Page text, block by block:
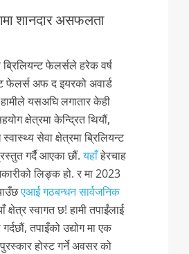
शानदार असफलता
फेलर्सले हरेक वर्ष
फेलर्स अफ द इयरको अवार्ड
यसअघि लगातार केही
क्षेत्रमा केन्द्रित थियौं,
स्वास्थ्य सेवा क्षेत्रमा ब्रिलियन्ट
गर्दै आएका छौं.यहाँहेरचाह
लिङ्क हो. र मा 2023
एआई गठबन्धन सार्वजनिक
क्षेत्र स्वागत छ! हामी तपाईंलाई
गर्दछौं, तपाइँको उद्योग मा एक
होस्ट गर्ने अवसर को